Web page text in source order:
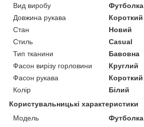
Вид виробу
Футболка
Довжина рукава
Короткий
Стан
Новий
Стиль
Casual
Тип тканини
Бавовна
Фасон вирізу горловини
Круглий
Фасон рукава
Короткий
Колір
Білий
Користувальницькі характеристики
Модель
Футболка